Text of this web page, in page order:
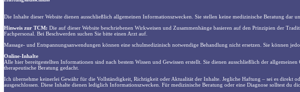
Die Inhalte dieser Website dienen ausschließlich allgemeinen Informationszwecken. Sie stellen keine medizinische Beratung
Hinweis zur TCM: Die auf dieser Website beschriebenen Wirkweisen und Zusammenhänge basieren auf den Prinzipien der
Fachpersonal. Bei Beschwerden suchen Sie bitte einen Arzt auf.
Massage- und Entspannungsanwendungen können eine schulmedizinisch notwendige Behandlung nicht ersetzen. Sie können
Online-Inhalte
Alle hier bereitgestellten Informationen sind nach bestem Wissen und Gewissen erstellt. Sie dienen ausschließlich der
therapeutische Beratung gedacht.
Ich übernehme keinerlei Gewähr für die Vollständigkeit, Richtigkeit oder Aktualität der Inhalte. Jegliche Haftung – sei es
ausgeschlossen. Diese Inhalte dienen lediglich Informationszwecken. Für medizinische Beratung oder eine Diagnose solltest du